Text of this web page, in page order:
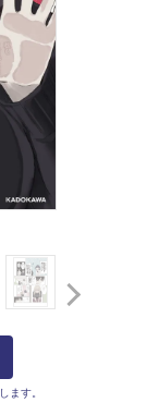
ます。